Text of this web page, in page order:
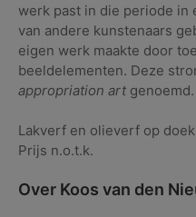
werk past in die periode in
van andere kunstenaars
eigen werk maakte door
beeldelementen. Deze
appropriation art genoemd.
Lakverf en olieverf op
Prijs n.o.t.k.
Over Koos van den